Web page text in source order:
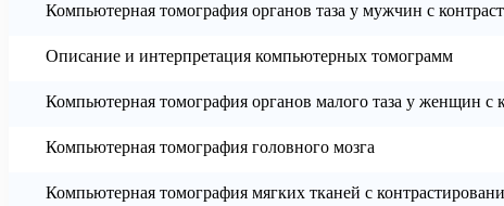
Компьютерная томография органов таза у мужчин с
Описание и интерпретация компьютерных томограмм
Компьютерная томография органов малого таза у женщин с
Компьютерная томография головного мозга
Компьютерная томография мягких тканей с